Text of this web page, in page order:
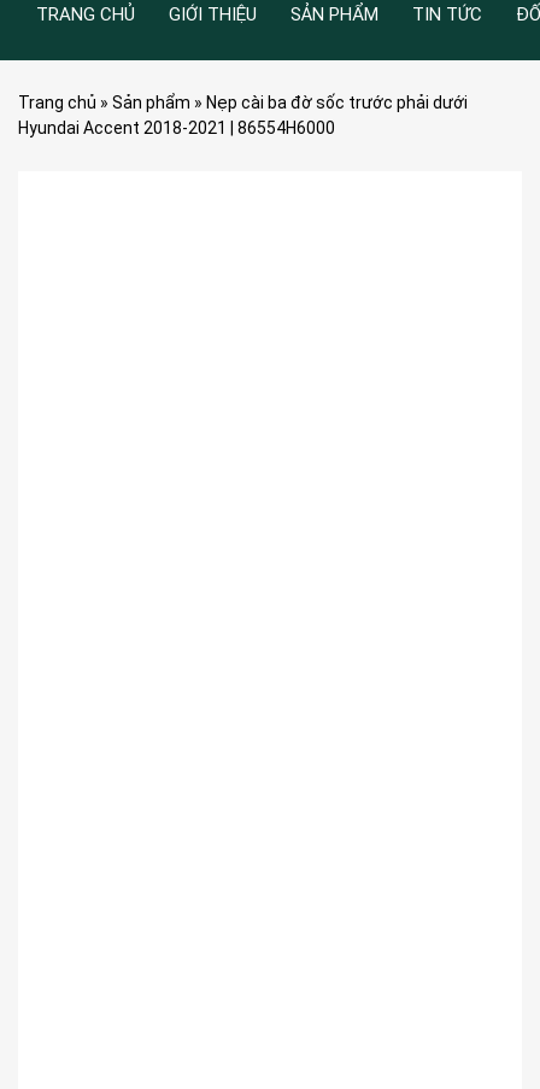
TRANG CHỦ GIỚI THIỆU SẢN PHẨM TIN TỨC
Trang chủ » Sản phẩm » Nẹp cài ba đờ sốc trước phải dưới
Hyundai Accent 2018-2021 | 86554H6000